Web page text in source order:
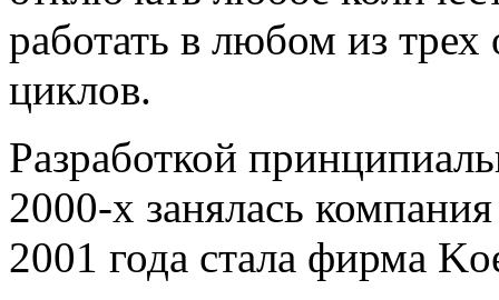
работать в любом из
циклов.
Разработкой
2000-х занялась
2001 года стала фирма